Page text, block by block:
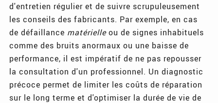
d'entretien régulier et de suivre scrupuleusement
les conseils des fabricants. Par exemple, en cas
de défaillance matérielleou de signes inhabituels
comme des bruits anormaux ou une baisse de
performance, il est impératif de ne pas repousser
la consultation d'un professionnel. Un diagnostic
précoce permet de limiter les coûts de réparation
sur le long terme et d'optimiser la durée de vie de